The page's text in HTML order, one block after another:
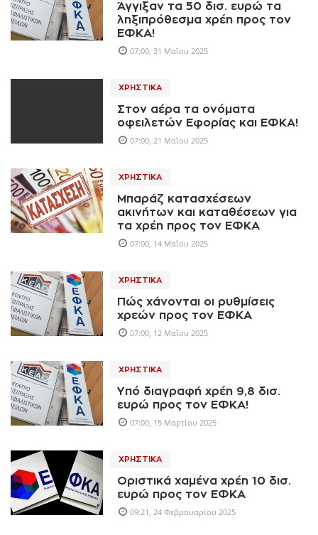
Άγγιξαν τα 50 δισ. ευρώ τα
ληξιπρόθεσμα χρέη προς τον
ΕΦΚΑ!
07:00, 31 Μαΐου 2025
ΧΡΗΣΤΙΚΆ
Στον αέρα τα ονόματα
οφειλετών Εφορίας και ΕΦΚΑ!
07:00, 21 Μαΐου 2025
ΧΡΗΣΤΙΚΆ
Μπαράζ κατασχέσεων
ακινήτων και καταθέσεων για
τα χρέη προς τον ΕΦΚΑ
07:00, 14 Μαΐου 2025
ΧΡΗΣΤΙΚΆ
Πώς χάνονται οι ρυθμίσεις
χρεών προς τον ΕΦΚΑ
07:00, 12 Μαΐου 2025
ΧΡΗΣΤΙΚΆ
Υπό διαγραφή χρέη 9,8 δισ.
ευρώ προς τον ΕΦΚΑ!
07:00, 15 Μαρτίου 2025
ΧΡΗΣΤΙΚΆ
Οριστικά χαμένα χρέη 10 δισ.
ευρώ προς τον ΕΦΚΑ
09:21, 24 Φεβρουαρίου 2025